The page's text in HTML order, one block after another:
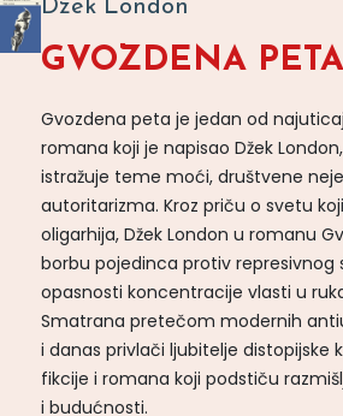
Dzek London
GVOZDENA PETA
Gvozdena peta je jedan od
romana koji je napisao Džek
istražuje teme moći, društvene
autoritarizma. Kroz priču o svetu
oligarhija, Džek London u romanu
borbu pojedinca protiv represivnog
opasnosti koncentracije vlasti u
Smatrana pretečom modernih
i danas privlači ljubitelje distopijske
fikcije i romana koji podstiču
i budućnosti.